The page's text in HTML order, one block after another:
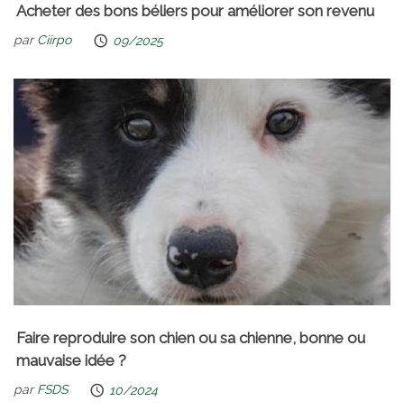
Acheter des bons béliers pour améliorer son revenu
parCiirpo 09/2025
Faire reproduire son chien ou sa chienne, bonne ou
mauvaise idée ?
parFSDS 10/2024